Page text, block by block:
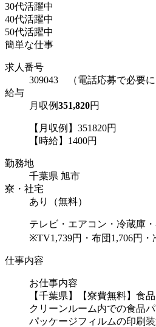
30代活躍中
40代活躍中
50代活躍中
簡単な仕事
求人番号
309043 （電話応募で必要に
給与
月収例351,820円
【月収例】351820円
【時給】1400円
勤務地
千葉県 旭市
寮・社宅
あり（無料）
テレビ・エアコン・冷蔵庫
※TV1,739円・布団1,706円・
仕事内容
お仕事内容
【千葉県】【寮費無料】食
クリーンルーム内での食品
パッケージフィルムの印刷